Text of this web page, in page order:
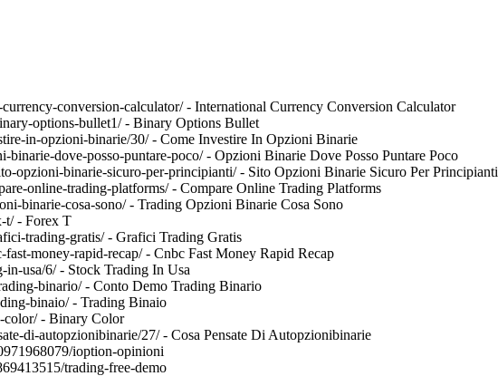
conversion-calculator/ - International Currency Conversion Calculator
options-bullet1/ - Binary Options Bullet
in-opzioni-binarie/30/ - Come Investire In Opzioni Binarie
dove-posso-puntare-poco/ - Opzioni Binarie Dove Posso Puntare Poco
opzioni-binarie-sicuro-per-principianti/ - Sito Opzioni Binarie Sicuro Per Principianti
online-trading-platforms/ - Compare Online Trading Platforms
binarie-cosa-sono/ - Trading Opzioni Binarie Cosa Sono
t/ - Forex T
trading-gratis/ - Grafici Trading Gratis
money-rapid-recap/ - Cnbc Fast Money Rapid Recap
usa/6/ - Stock Trading In Usa
binario/ - Conto Demo Trading Binario
binaio/ - Trading Binaio
color/ - Binary Color
di-autopzionibinarie/27/ - Cosa Pensate Di Autopzionibinarie
ioption-opinioni
trading-free-demo